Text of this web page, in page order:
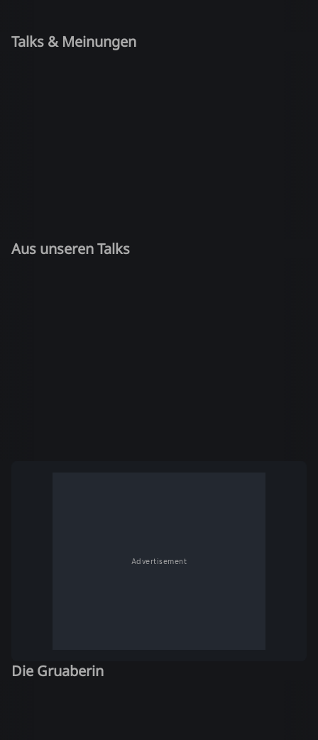
Talks & Meinungen
Aus unseren Talks
Advertisement
Die Gruaberin